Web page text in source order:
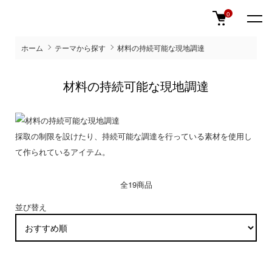
0
ホーム テーマから探す 材料の持続可能な現地調達
材料の持続可能な現地調達
採取の制限を設けたり、持続可能な調達を行っている素材を使用し
て作られているアイテム。
全19商品
並び替え